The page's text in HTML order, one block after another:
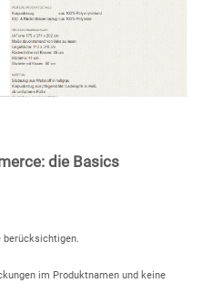
die Basics
berücksichtigen.
im Produktnamen und keine